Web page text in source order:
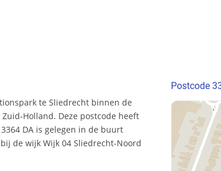
te Sliedrecht binnen de
Holland. Deze postcode heeft
DA is gelegen in de buurt
de wijk Wijk 04 Sliedrecht-Noord
Postcode